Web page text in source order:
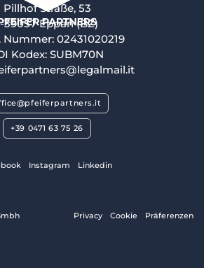
Pillhof Straße, 53
39057 Eppan (BZ)
Nummer: 02431020219
Kodex: SUBM70N
+39 0471 63 75 26
Instagram Linkedin
Privacy Cookie Präferenzen